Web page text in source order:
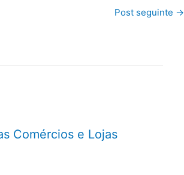
Post seguinte →
Comércios e Lojas